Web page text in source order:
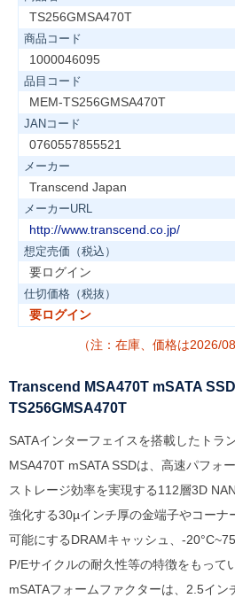
TS256GMSA470T
商品コード
1000046095
品目コード
MEM-TS256GMSA470T
JANコード
0760557855521
メーカー
Transcend Japan
メーカーURL
http://www.transcend.co.jp/
想定売価（税込）
要ログイン
仕切価格（税抜）
要ログイン
（注：在庫、価格は2026/
Transcend MSA470T mSATA
TS256GMSA470T
SATAインターフェイスを搭載したトラ
MSA470T mSATA SSDは、高速パフォ
ストレージ効率を実現する112層3D
強化する30µインチ厚の金端子やコーナ
可能にするDRAMキャッシュ、-
P/Eサイクルの耐久性等の特徴をもって
mSATAフォームファクターは、2.5イ